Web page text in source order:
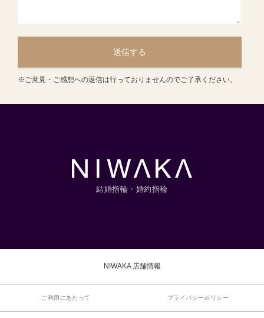
送信する
※ご意見・ご感想への返信は行っておりませんのでご了承ください。
結婚指輪・婚約指輪
NIWAKA 店舗情報
ご利用にあたって プライバシーポリシー